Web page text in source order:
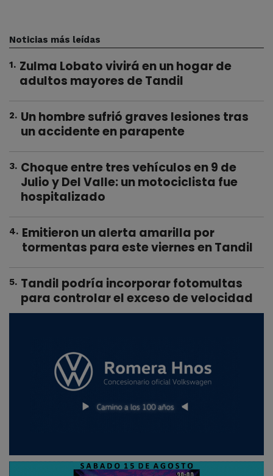
Noticias más leídas
1. Zulma Lobato vivirá en un hogar de
adultos mayores de Tandil
2. Un hombre sufrió graves lesiones tras
un accidente en parapente
3. Choque entre tres vehículos en 9 de
Julio y Del Valle: un motociclista fue
hospitalizado
4. Emitieron un alerta amarilla por
tormentas para este viernes en Tandil
5. Tandil podría incorporar fotomultas
para controlar el exceso de velocidad